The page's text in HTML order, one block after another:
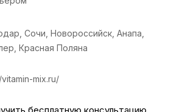
Сочи Новороссийск Анапа
Красная Поляна
mix.ru/